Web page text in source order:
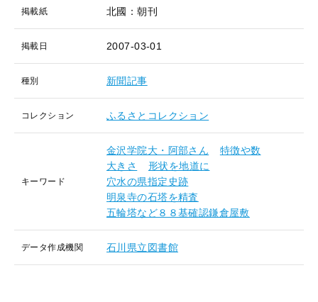
掲載紙 北國：朝刊
掲載日 2007-03-01
種別 新聞記事
コレクション ふるさとコレクション
キーワード
金沢学院大・阿部さん
特徴や数
大きさ
形状を地道に
穴水の県指定史跡
明泉寺の石塔を精査
五輪塔など８８基確認鎌倉屋敷
データ作成機関 石川県立図書館